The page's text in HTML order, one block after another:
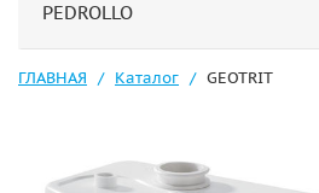
PEDROLLO
ГЛАВНАЯ Каталог GEOTRIT